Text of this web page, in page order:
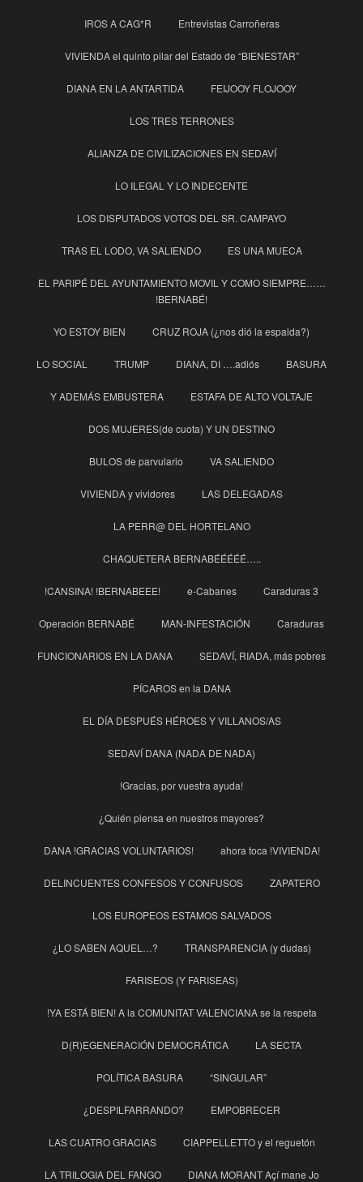
IROS A CAG*R Entrevistas Carroñeras
VIVIENDA el quinto pilar del Estado de “BIENESTAR”
DIANA EN LA ANTARTIDA FEIJOOY FLOJOOY
LOS TRES TERRONES
ALIANZA DE CIVILIZACIONES EN SEDAVÍ
LO ILEGAL Y LO INDECENTE
LOS DISPUTADOS VOTOS DEL SR. CAMPAYO
TRAS EL LODO, VA SALIENDO ES UNA MUECA
EL PARIPÉ DEL AYUNTAMIENTO MOVIL Y COMO SIEMPRE……
!BERNABÉ!
YO ESTOY BIEN CRUZ ROJA (¿nos dió la espalda?)
LO SOCIAL TRUMP DIANA, DI ….adiós BASURA
Y ADEMÁS EMBUSTERA ESTAFA DE ALTO VOLTAJE
DOS MUJERES(de cuota) Y UN DESTINO
BULOS de parvulario VA SALIENDO
VIVIENDA y vividores LAS DELEGADAS
LA PERR@ DEL HORTELANO
CHAQUETERA BERNABÉÉÉÉÉ…..
!CANSINA! !BERNABEEE! e-Cabanes Caraduras 3
Operación BERNABÉ MAN-INFESTACIÓN Caraduras
FUNCIONARIOS EN LA DANA SEDAVÍ, RIADA, más pobres
PÍCAROS en la DANA
EL DÍA DESPUÉS HÉROES Y VILLANOS/AS
SEDAVÍ DANA (NADA DE NADA)
!Gracias, por vuestra ayuda!
¿Quién piensa en nuestros mayores?
DANA !GRACIAS VOLUNTARIOS! ahora toca !VIVIENDA!
DELINCUENTES CONFESOS Y CONFUSOS ZAPATERO
LOS EUROPEOS ESTAMOS SALVADOS
¿LO SABEN AQUEL…? TRANSPARENCIA (y dudas)
FARISEOS (Y FARISEAS)
!YA ESTÁ BIEN! A la COMUNITAT VALENCIANA se la respeta
D(R)EGENERACIÓN DEMOCRÁTICA LA SECTA
POLÍTICA BASURA “SINGULAR”
¿DESPILFARRANDO? EMPOBRECER
LAS CUATRO GRACIAS CIAPPELLETTO y el reguetón
LA TRILOGIA DEL FANGO DIANA MORANT Açí mane Jo